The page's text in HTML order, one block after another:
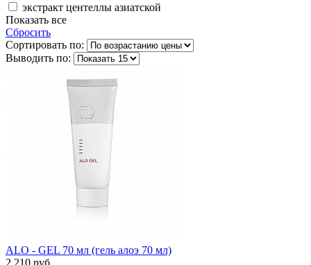
экстракт центеллы азиатской
Показать все
Сбросить
Сортировать по:
Выводить по:
ALO - GEL 70 мл (гель алоэ 70 мл)
2 210 руб.